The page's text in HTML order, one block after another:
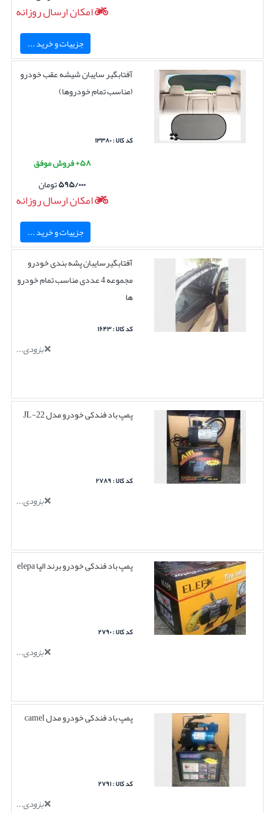
امکان ارسال روزانه
جزییات و خرید ...
آفتابگیر سایبان شیشه عقب خودرو
(مناسب تمام خودروها)
کد کالا : ۱۳۳۸۰
۵۸+ فروش موفق
۵۹۵/۰۰۰تومان
امکان ارسال روزانه
جزییات و خرید ...
آفتابگیرسایبان پشه بندی خودرو
مجموعه 4 عددی مناسب تمام خودرو
ها
کد کالا : ۱۶۴۳
بزودی...
پمپ باد فندکی خودرو مدل JL-22
کد کالا : ۲۷۸۹
بزودی...
پمپ باد فندکی خودرو برند الپا elepa
کد کالا : ۲۷۹۰
بزودی...
پمپ باد فندکی خودرو مدل camel
کد کالا : ۲۷۹۱
بزودی...